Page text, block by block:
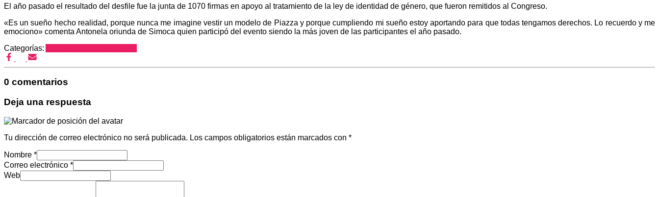
El año pasado el resultado del desfile fue la junta de 1070 firmas en apoyo al tratamiento de la ley de identidad de género, que fueron remitidos al Congreso.
«Es un sueño hecho realidad, porque nunca me imagine vestir un modelo de Piazza y porque cumpliendo mi sueño estoy aportando para que todas tengamos derechos. Lo recuerdo y me
emociono» comenta Antonela oriunda de Simoca quien participó del evento siendo la más joven de las participantes el año pasado.
Categorías:
0 comentarios
Deja una respuesta
Tu dirección de correo electrónico no será publicada. Los campos obligatorios están marcados con *
Nombre *
Correo electrónico *
Web